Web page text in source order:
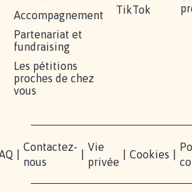
Accompagnement
Partenariat et
fundraising
Les pétitions
proches de chez
vous
TikTok
Contactez-
nous
Vie
privée
Cookies